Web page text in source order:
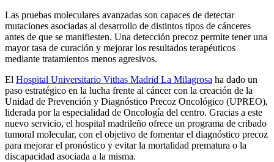
Las pruebas moleculares avanzadas son capaces de detectar
mutaciones asociadas al desarrollo de distintos tipos de cánceres
antes de que se manifiesten. Una detección precoz permite tener una
mayor tasa de curación y mejorar los resultados terapéuticos
mediante tratamientos menos agresivos.
El Hospital Universitario Vithas Madrid La Milagrosa ha dado un
paso estratégico en la lucha frente al cáncer con la creación de la
Unidad de Prevención y Diagnóstico Precoz Oncológico (UPREO),
liderada por la especialidad de Oncología del centro. Gracias a este
nuevo servicio, el hospital madrileño ofrece un programa de cribado
tumoral molecular, con el objetivo de fomentar el diagnóstico precoz
para mejorar el pronóstico y evitar la mortalidad prematura o la
discapacidad asociada a la misma.